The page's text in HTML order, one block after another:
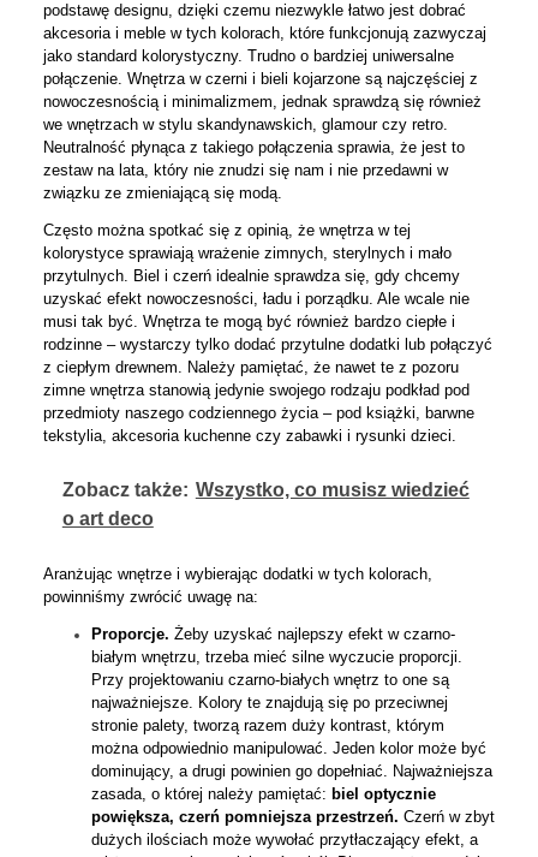
podstawę designu, dzięki czemu niezwykle łatwo jest dobrać
akcesoria i meble w tych kolorach, które funkcjonują zazwyczaj
jako standard kolorystyczny. Trudno o bardziej uniwersalne
połączenie. Wnętrza w czerni i bieli kojarzone są najczęściej z
nowoczesnością i minimalizmem, jednak sprawdzą się również
we wnętrzach w stylu skandynawskich, glamour czy retro.
Neutralność płynąca z takiego połączenia sprawia, że jest to
zestaw na lata, który nie znudzi się nam i nie przedawni w
związku ze zmieniającą się modą.
Często można spotkać się z opinią, że wnętrza w tej
kolorystyce sprawiają wrażenie zimnych, sterylnych i mało
przytulnych. Biel i czerń idealnie sprawdza się, gdy chcemy
uzyskać efekt nowoczesności, ładu i porządku. Ale wcale nie
musi tak być. Wnętrza te mogą być również bardzo ciepłe i
rodzinne – wystarczy tylko dodać przytulne dodatki lub połączyć
z ciepłym drewnem. Należy pamiętać, że nawet te z pozoru
zimne wnętrza stanowią jedynie swojego rodzaju podkład pod
przedmioty naszego codziennego życia – pod książki, barwne
tekstylia, akcesoria kuchenne czy zabawki i rysunki dzieci.
Zobacz także: Wszystko, co musisz wiedzieć
o art deco
Aranżując wnętrze i wybierając dodatki w tych kolorach,
powinniśmy zwrócić uwagę na:
Proporcje. Żeby uzyskać najlepszy efekt w czarno-
białym wnętrzu, trzeba mieć silne wyczucie proporcji.
Przy projektowaniu czarno-białych wnętrz to one są
najważniejsze. Kolory te znajdują się po przeciwnej
stronie palety, tworzą razem duży kontrast, którym
można odpowiednio manipulować. Jeden kolor może być
dominujący, a drugi powinien go dopełniać. Najważniejsza
zasada, o której należy pamiętać: biel optycznie
powiększa, czerń pomniejsza przestrzeń. Czerń w zbyt
dużych ilościach może wywołać przytłaczający efekt, a